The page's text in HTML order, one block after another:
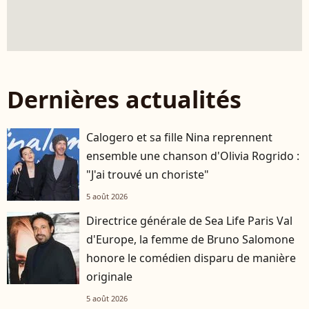
Dernières actualités
Calogero et sa fille Nina reprennent
ensemble une chanson d'Olivia Rogrido :
"J'ai trouvé un choriste"
5 août 2026
Directrice générale de Sea Life Paris Val
d'Europe, la femme de Bruno Salomone
honore le comédien disparu de manière
originale
5 août 2026